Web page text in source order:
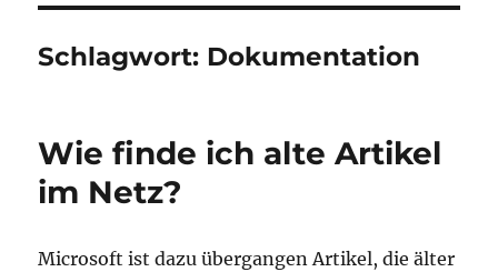
Schlagwort: Dokumentation
Wie finde ich alte Artikel
im Netz?
Microsoft ist dazu übergangen Artikel, die älter